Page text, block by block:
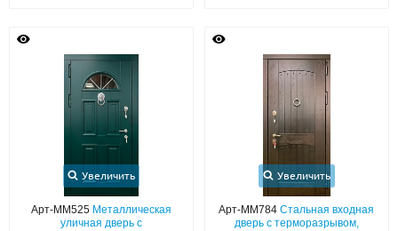
Увеличить
Арт-ММ525 Металлическая
уличная дверь с
Увеличить
Арт-ММ784Стальная входная
дверь с терморазрывом,